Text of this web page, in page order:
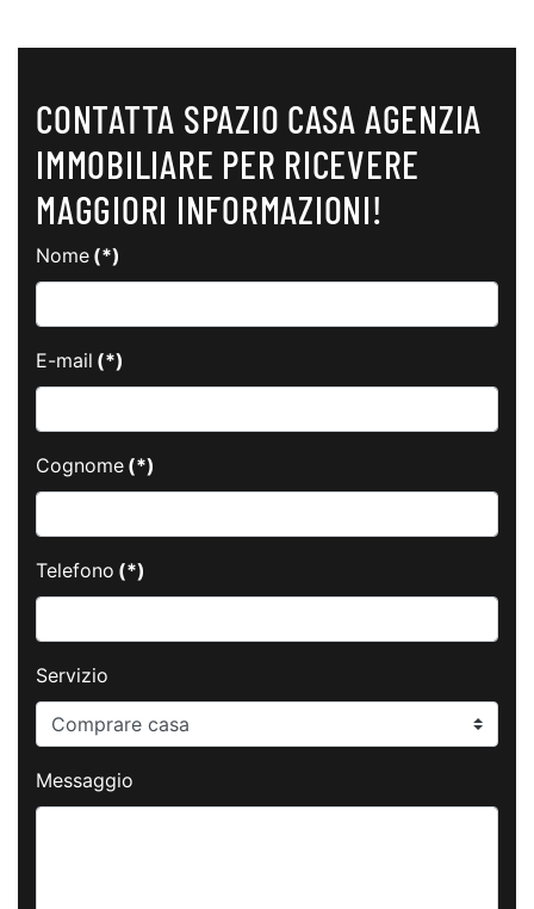
CONTATTA SPAZIO CASA AGENZIA
IMMOBILIARE PER RICEVERE
MAGGIORI INFORMAZIONI!
Nome (*)
E-mail (*)
Cognome (*)
Telefono (*)
Servizio
Messaggio